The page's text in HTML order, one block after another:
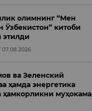
олимнинг “Мен
Ўзбекистон” китоби
этилди
07.08.2026
ва Зеленский
ҳамда энергетика
ҳамкорликни муҳокама